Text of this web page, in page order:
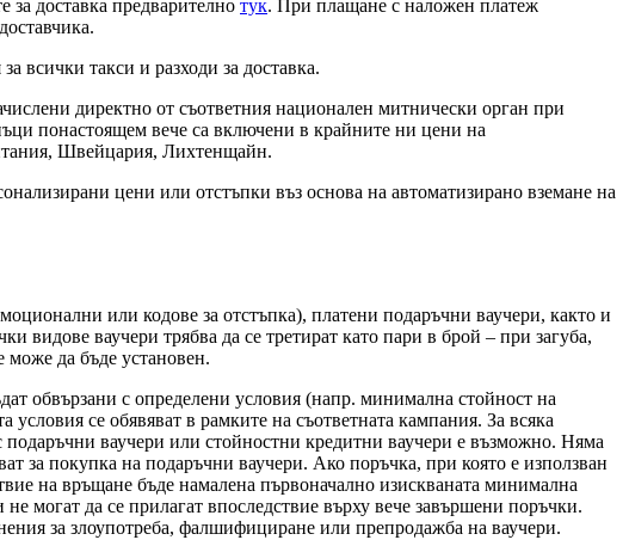
за доставка предварително тук. При плащане с наложен платеж
всички такси и разходи за доставка.
директно от съответния национален митнически орган при
понастоящем вече са включени в крайните ни цени на
Швейцария, Лихтенщайн.
цени или отстъпки въз основа на автоматизирано вземане на
или кодове за отстъпка), платени подаръчни ваучери, както и
видове ваучери трябва да се третират като пари в брой – при загуба,
може да бъде установен.
обвързани с определени условия (напр. минимална стойност на
се обявяват в рамките на съответната кампания. За всяка
ваучери или стойностни кредитни ваучери е възможно. Няма
за покупка на подаръчни ваучери. Ако поръчка, при която е използван
на връщане бъде намалена първоначално изискваната минимална
могат да се прилагат впоследствие върху вече завършени поръчки.
за злоупотреба, фалшифициране или препродажба на ваучери.